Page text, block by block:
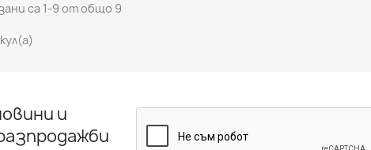
са 1-9 от общо 9
и